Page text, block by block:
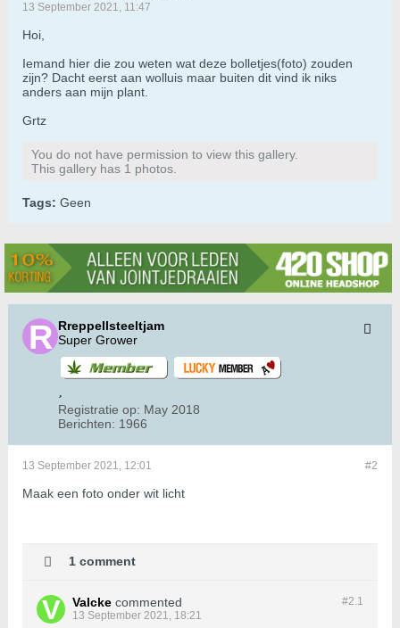
13 September 2021, 11:47
Hoi,
Iemand hier die zou weten wat deze bolletjes(foto) zouden
zijn? Dacht eerst aan wolluis maar buiten dit vind ik niks
anders aan mijn plant.
Grtz
You do not have permission to view this gallery.
This gallery has 1 photos.
Tags: Geen
Rreppellsteeltjam
Super Grower
Registratie op: May 2018
Berichten: 1966
#2
13 September 2021, 12:01
Maak een foto onder wit licht
1 comment
#2.1
Valcke commented
13 September 2021, 18:21